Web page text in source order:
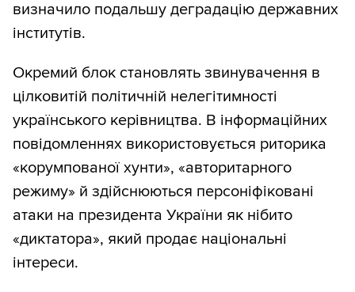
визначило подальшу деградацію державних
інститутів.
Окремий блок становлять звинувачення в
цілковитій політичній нелегітимності
українського керівництва. В інформаційних
повідомленнях використовується риторика
«корумпованої хунти», «авторитарного
режиму» й здійснюються персоніфіковані
атаки на президента України як нібито
«диктатора», який продає національні
інтереси.